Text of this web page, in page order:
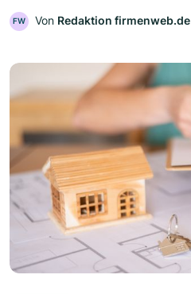
FW Von Redaktion firmenweb.de